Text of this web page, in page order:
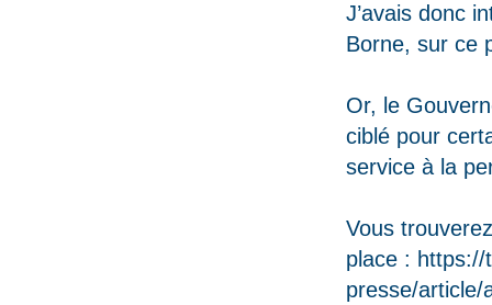
J’avais donc
Borne, sur ce
Or, le
ciblé pour
service à la
Vous
place : https://
presse/article/